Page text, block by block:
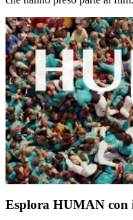
Esplora HUMAN